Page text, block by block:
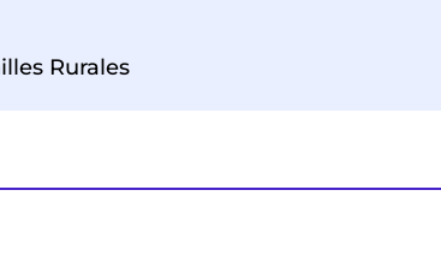
Rurales